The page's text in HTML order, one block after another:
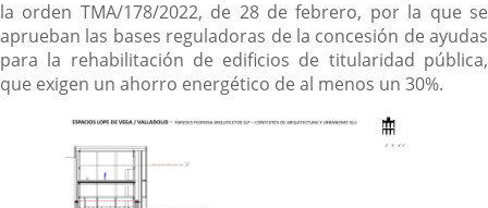
la orden TMA/178/2022, de 28 de febrero, por la que se
aprueban las bases reguladoras de la concesión de ayudas
para la rehabilitación de edificios de titularidad pública,
que exigen un ahorro energético de al menos un 30%.